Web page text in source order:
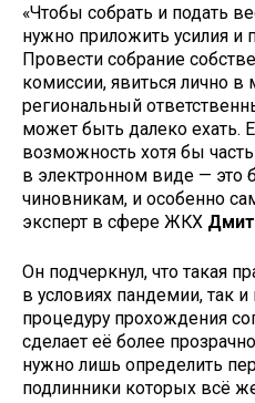
«Чтобы собрать и подать
нужно приложить усилия и
Провести собрание
комиссии, явиться лично в
региональный
может быть далеко ехать.
возможность хотя бы
в электронном виде — это
чиновникам, и особенно
эксперт в сфере ЖКХ
Он подчеркнул, что такая
в условиях пандемии, так и
процедуру прохождения
сделает её более
нужно лишь определить
подлинники которых всё